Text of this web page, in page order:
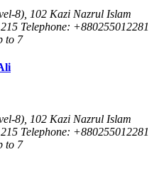
8), 102 Kazi Nazrul Islam
Telephone: +880255012281
to 7
8), 102 Kazi Nazrul Islam
Telephone: +880255012281
to 7